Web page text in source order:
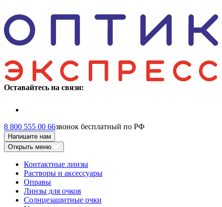
Оставайтесь на связи:
8 800 555 00 66звонок бесплатный по РФ
Напишите нам
Открыть меню
Контактные линзы
Растворы и аксессуары
Оправы
Линзы для очков
Солнцезащитные очки